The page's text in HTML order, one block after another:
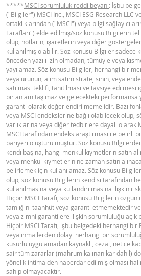
Latest Product Quotes
*****MSCI sorumluluk reddi beyanı: İşbu
("Bilgiler") MSCI Inc., MSCI ESG Research LLC
ortaklıklarından ("MSCI") veya bilgi
Tarafları") elde edilmiş/söz konusu Bilgilerin
olup, notların, işaretlerin veya diğer
kullanılmış olabilir. Söz konusu Bilgiler sadece
önceden yazılı izin olmadan, tümüyle veya
yayılamaz. Söz konusu Bilgiler, herhangi bir
veya ürünün, alım satım stratejisinin, veya
satılması teklifi, tanıtılması ve tavsiye
bir anlam taşımaz ve gelecekteki performansa
garanti olarak değerlendirilmemelidir. Bazı
veya MSCI endekslerine bağlı olabilecek olup,
varlıklarına veya diğer tedbirlere dayalı olarak
MSCI tarafından endeks araştırması ile belirli
bariyeri oluşturulmuştur. Söz konusu
kendi başına, hangi menkul kıymetlerin satın
veya menkul kıymetlerin ne zaman satın
belirlemek için kullanılamaz. Söz konusu
olup, söz konusu Bilgilerin kendisi tarafından
kullanılmasına veya kullandırılmasına ilişkin
Hiçbir MSCI Tarafı, söz konusu Bilgilerin
tamlığını taahhüt veya garanti etmemektedir
veya zımni garantilere ilişkin sorumluluğu
Hiçbir MSCI Tarafı, işbu belgedeki herhangi bir
veya ihmallerden dolayı herhangi bir
kusurlu uygulamadan kaynaklı, cezai, netice
sair tüm zararlar (mahrum kalınan kar dahil)
yönelik ihtimalden haberdar edilmiş olması
sahip olmayacaktır.